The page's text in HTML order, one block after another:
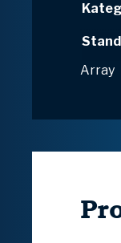
Array